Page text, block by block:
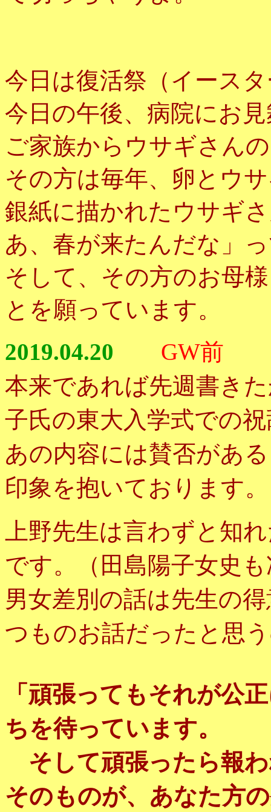
今日は復活祭（イース
今日の午後、病院にお
ご家族からウサギさん
その方は毎年、卵とウ
銀紙に描かれたウサギ
あ、春が来たんだな」
そして、その方のお母
とを願っています。
2019.04.20
GW前
本来であれば先週書き
子氏の東大入学式での
あの内容には賛否があ
印象を抱いております。
上野先生は言わずと知
です。（田島陽子女史
男女差別の話は先生の
つものお話だったと思
「頑張ってもそれが公
ちを待っています。
そして頑張ったら報
そのものが、あなた方